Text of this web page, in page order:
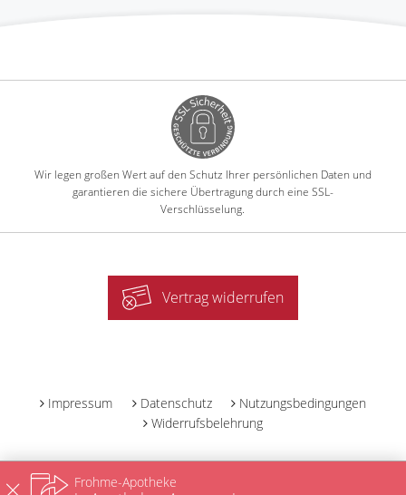
Wir legen großen Wert auf den Schutz Ihrer persönlichen Daten und
garantieren die sichere Übertragung durch eine SSL-
Verschlüsselung.
Vertrag widerrufen
Impressum Datenschutz
Nutzungsbedingungen
Widerrufsbelehrung
Frohme-Apotheke